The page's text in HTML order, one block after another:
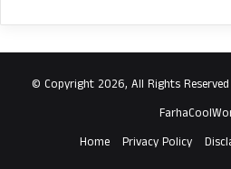
© Copyright 2026, All Rights
Home
Privacy Policy